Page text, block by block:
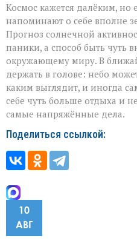
Космос кажется далёким,
напоминают о себе вполне
Прогноз солнечной
паники, а способ быть чуть
окружающему миру. В
держать в голове: небо
каким выглядит, и иногда
себе чуть больше отдыха и
самые напряжённые дела.
Поделиться ссылкой:
10
АВГ